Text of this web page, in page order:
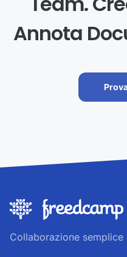
Annota
Collaborazione